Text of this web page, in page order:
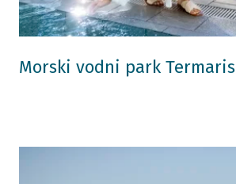
Morski vodni park Termaris